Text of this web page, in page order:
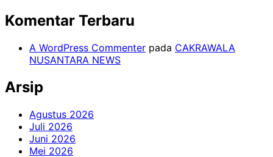
Komentar Terbaru
A WordPress Commenter pada CAKRAWALA
NUSANTARA NEWS
Arsip
Agustus 2026
Juli 2026
Juni 2026
Mei 2026